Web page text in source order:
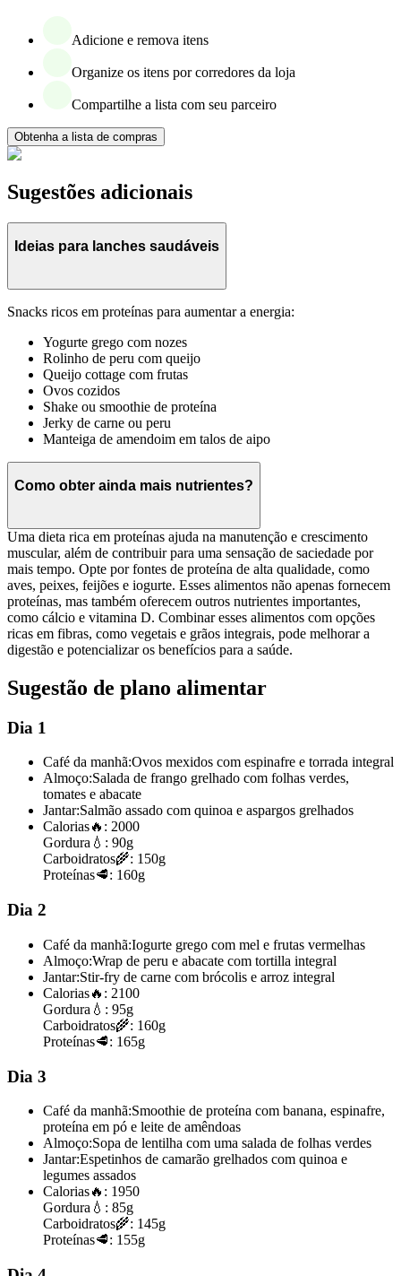
Adicione e remova itens
Organize os itens por corredores da loja
Compartilhe a lista com seu parceiro
Obtenha a lista de compras
Sugestões adicionais
Ideias para lanches saudáveis
Snacks ricos em proteínas para aumentar a energia:
Yogurte grego com nozes
Rolinho de peru com queijo
Queijo cottage com frutas
Ovos cozidos
Shake ou smoothie de proteína
Jerky de carne ou peru
Manteiga de amendoim em talos de aipo
Como obter ainda mais nutrientes?
Uma dieta rica em proteínas ajuda na manutenção e crescimento
muscular, além de contribuir para uma sensação de saciedade por
mais tempo. Opte por fontes de proteína de alta qualidade, como
aves, peixes, feijões e iogurte. Esses alimentos não apenas fornecem
proteínas, mas também oferecem outros nutrientes importantes,
como cálcio e vitamina D. Combinar esses alimentos com opções
ricas em fibras, como vegetais e grãos integrais, pode melhorar a
digestão e potencializar os benefícios para a saúde.
Sugestão de plano alimentar
Dia 1
Café da manhã:Ovos mexidos com espinafre e torrada integral
Almoço:Salada de frango grelhado com folhas verdes,
tomates e abacate
Jantar:Salmão assado com quinoa e aspargos grelhados
Calorias🔥: 2000
Gordura 💧: 90g
Carboidratos🌾: 150g
Proteínas🥩: 160g
Dia 2
Café da manhã:Iogurte grego com mel e frutas vermelhas
Almoço:Wrap de peru e abacate com tortilla integral
Jantar:Stir-fry de carne com brócolis e arroz integral
Calorias🔥: 2100
Gordura 💧: 95g
Carboidratos🌾: 160g
Proteínas🥩: 165g
Dia 3
Café da manhã:Smoothie de proteína com banana, espinafre,
proteína em pó e leite de amêndoas
Almoço:Sopa de lentilha com uma salada de folhas verdes
Jantar:Espetinhos de camarão grelhados com quinoa e
legumes assados
Calorias🔥: 1950
Gordura 💧: 85g
Carboidratos🌾: 145g
Proteínas🥩: 155g